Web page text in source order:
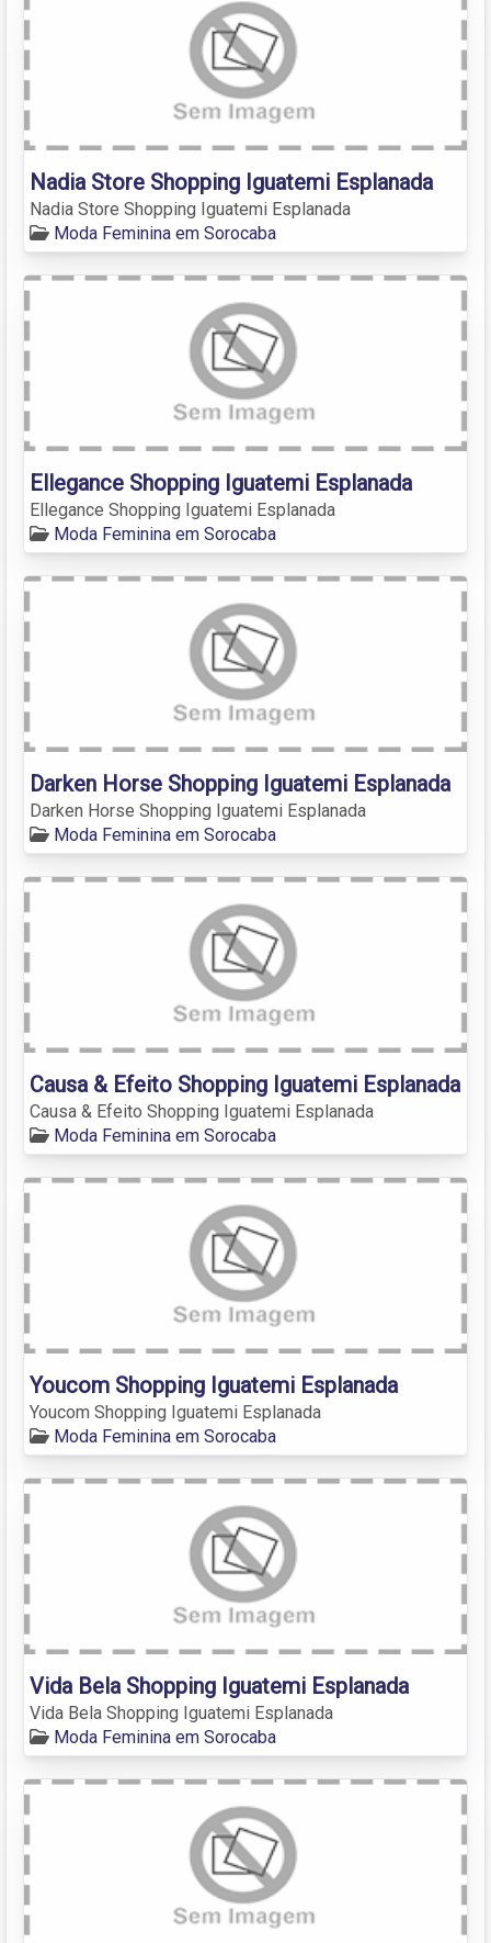
Nadia Store Shopping Iguatemi Esplanada
Nadia Store Shopping Iguatemi Esplanada
Moda Feminina em Sorocaba
Ellegance Shopping Iguatemi Esplanada
Ellegance Shopping Iguatemi Esplanada
Moda Feminina em Sorocaba
Darken Horse Shopping Iguatemi Esplanada
Darken Horse Shopping Iguatemi Esplanada
Moda Feminina em Sorocaba
Causa & Efeito Shopping Iguatemi Esplanada
Causa & Efeito Shopping Iguatemi Esplanada
Moda Feminina em Sorocaba
Youcom Shopping Iguatemi Esplanada
Youcom Shopping Iguatemi Esplanada
Moda Feminina em Sorocaba
Vida Bela Shopping Iguatemi Esplanada
Vida Bela Shopping Iguatemi Esplanada
Moda Feminina em Sorocaba